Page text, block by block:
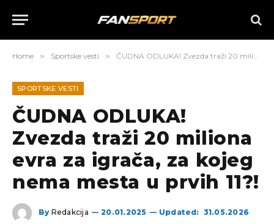
Home » Sportske vesti » ČUDNA ODLUKA! Zvezda traži 20 miliona evra za igrača, za kojeg nema mesta u prvih 11?!
SPORTSKE VESTI
ČUDNA ODLUKA!
Zvezda traži 20 miliona
evra za igrača, za kojeg
nema mesta u prvih 11?!
By Redakcija 20.01.2025 Updated: 31.05.2026